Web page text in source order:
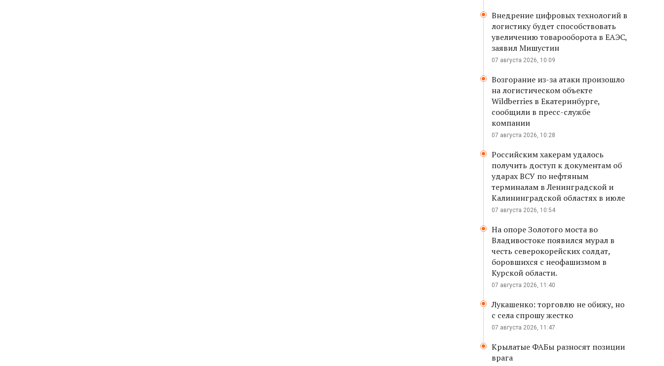
Внедрение цифровых технологий в
логистику будет способствовать
увеличению товарооборота в ЕАЭС,
заявил Мишустин
07 августа 2026, 10:09
Возгорание из-за атаки произошло
на логистическом объекте
Wildberries в Екатеринбурге,
сообщили в пресс-службе
компании
07 августа 2026, 10:28
Российским хакерам удалось
получить доступ к документам об
ударах ВСУ по нефтяным
терминалам в Ленинградской и
Калининградской областях в июле
07 августа 2026, 10:54
На опоре Золотого моста во
Владивостоке появился мурал в
честь северокорейских солдат,
боровшихся с неофашизмом в
Курской области.
07 августа 2026, 11:40
Лукашенко: торговлю не обижу, но
с села спрошу жестко
07 августа 2026, 11:47
Крылатые ФАБы разносят позиции
врага